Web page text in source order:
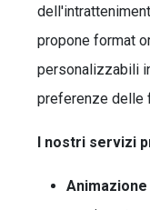
propone format
personalizzabili
preferenze delle
I nostri servizi
Animazione